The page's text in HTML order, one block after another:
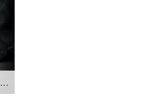
从上至下: DWE-5657RE-1, GA-114RE-1A,GA-2140RE-1A,DW-6640RE-1